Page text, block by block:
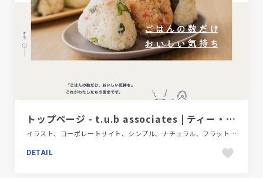
トップページ - t.u.b associates | ティー・ユー・ビーアソシエイツ
イラスト、コーポレートサイト、シンプル、ナチュラル、フラットデザイン、飲食店・グルメ・ウェディング
DETAIL